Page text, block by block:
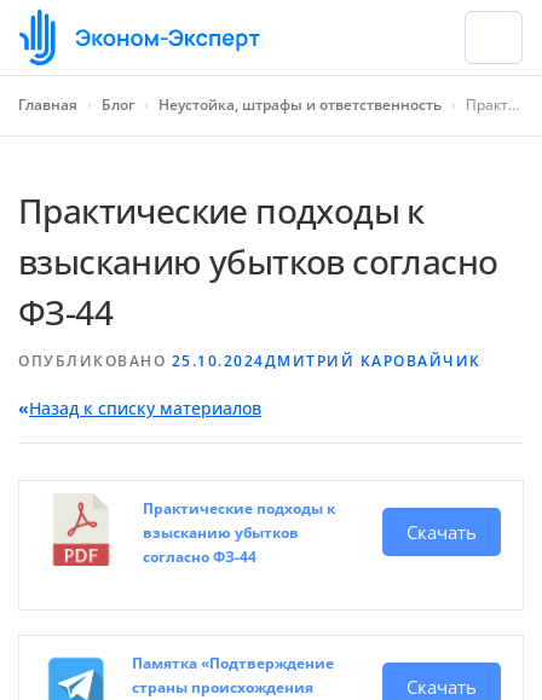
Главная › Блог › Неустойка, штрафы и ответственность › Практические подходы к взысканию убытков согласно ФЗ-44
Практические подходы к
взысканию убытков согласно
ФЗ-44
ОПУБЛИКОВАНО 25.10.2024ДМИТРИЙ КАРОВАЙЧИК
«Назад к списку материалов
Практические подходы к
взысканию убытков
согласно ФЗ-44
Скачать
Памятка «Подтверждение
страны происхождения
Скачать